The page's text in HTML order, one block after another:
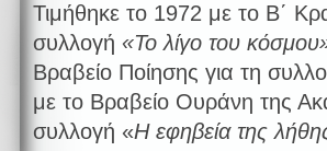
Τιμήθηκε το 1972 με το Β΄
συλλογή «Το λίγο του
Βραβείο Ποίησης για τη
με το Βραβείο Ουράνη της
συλλογή «Η εφηβεία της